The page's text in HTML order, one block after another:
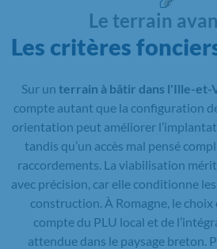
Le terrain
Les critères
Sur un terrain à bâtir dans l'Ille-et-
compte autant que la configuration
orientation peut améliorer
tandis qu’un accès mal pensé
raccordements. La viabilisation
avec précision, car elle conditionne
construction. À Romagne, le
compte du PLU local et de
attendue dans le paysage breton.